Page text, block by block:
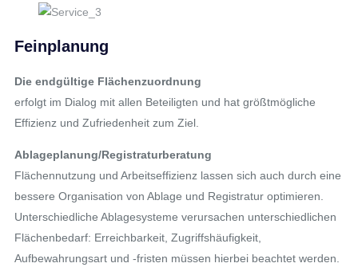
Feinplanung
Die endgültige Flächenzuordnung
erfolgt im Dialog mit allen Beteiligten und hat größtmögliche
Effizienz und Zufriedenheit zum Ziel.
Ablageplanung/Registraturberatung
Flächennutzung und Arbeitseffizienz lassen sich auch durch eine
bessere Organisation von Ablage und Registratur optimieren.
Unterschiedliche Ablagesysteme verursachen unterschiedlichen
Flächenbedarf: Erreichbarkeit, Zugriffshäufigkeit,
Aufbewahrungsart und -fristen müssen hierbei beachtet werden.